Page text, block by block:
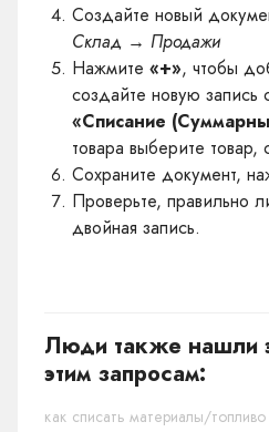
Создайте новый
Склад → Продажи
Нажмите «+», чтобы
создайте новую
«Списание
товара выберите
Сохраните документ,
Проверьте, правильно
двойная запись.
Люди также нашли
этим запросам:
как списать материалы/